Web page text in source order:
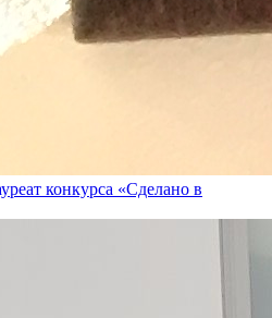
конкурса «Сделано в